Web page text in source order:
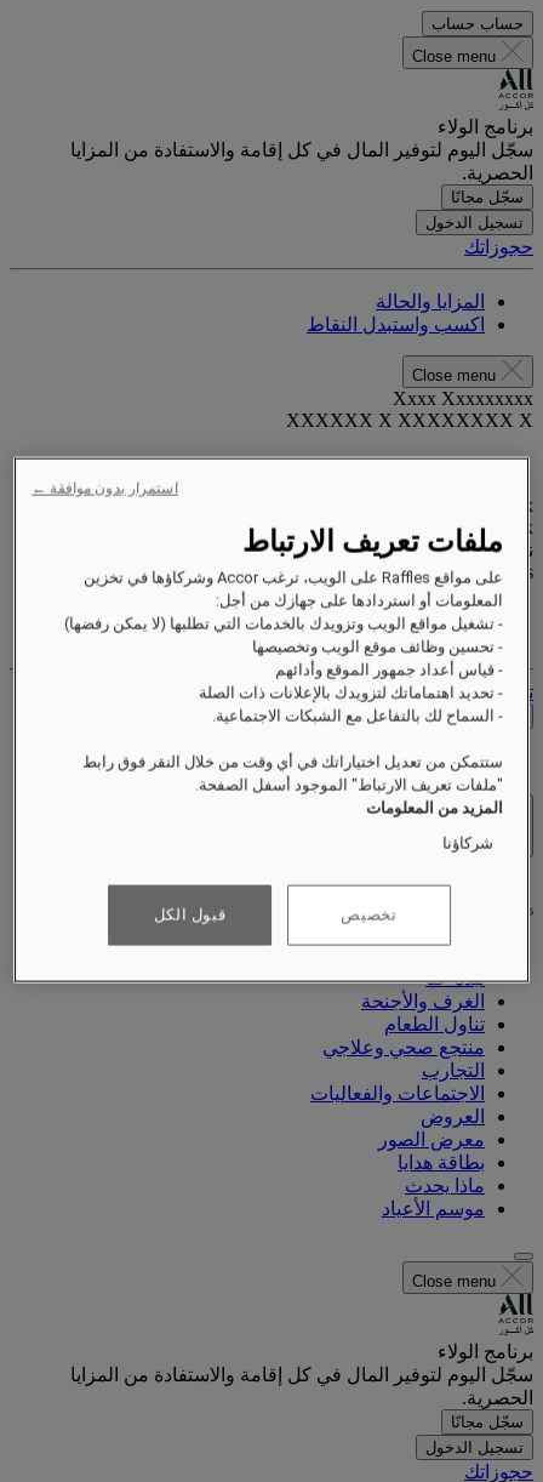
حساب حساب
Close menu
برنامج الولاء
سجّل اليوم لتوفير المال في كل إقامة والاستفادة من المزايا
الحصرية.
سجّل مجانًا
تسجيل الدخول
حجوزاتك
المزايا والحالة
اكسب واستبدل النقاط
Close menu
Xxxx Xxxxxxxxx
XXXXXX X XXXXXXXX X
xxxxxxxx
xx/xx/xxxx
نقاط المكافآت
XXX
pts
حساب الولاء الخاص بك
حجوزاتك
تسجيل الخروج
التحقق من الأسعار
فتح القائمة
نبذة عنّا
الغرف والأجنحة
تناول الطعام
منتجع صحي وعلاجي
التجارب
الاجتماعات والفعاليات
العروض
معرض الصور
بطاقة هدايا
ماذا يحدث
موسم الأعياد
Close menu
برنامج الولاء
سجّل اليوم لتوفير المال في كل إقامة والاستفادة من المزايا
الحصرية.
سجّل مجانًا
تسجيل الدخول
حجوزاتك
ملفات تعريف الارتباط
على مواقع Raffles على الويب، ترغب Accor وشركاؤها في تخزين
المعلومات أو استردادها على جهازك من أجل:
- تشغيل مواقع الويب وتزويدك بالخدمات التي تطلبها (لا يمكن رفضها)
- تحسين وظائف موقع الويب وتخصيصها
- قياس أعداد جمهور الموقع وأدائهم
- تحديد اهتماماتك لتزويدك بالإعلانات ذات الصلة
- السماح لك بالتفاعل مع الشبكات الاجتماعية.
ستتمكن من تعديل اختياراتك في أي وقت من خلال النقر فوق رابط
"ملفات تعريف الارتباط" الموجود أسفل الصفحة.
المزيد من المعلومات
شركاؤنا
تخصيص قبول الكل
استمرار بدون موافقة ←